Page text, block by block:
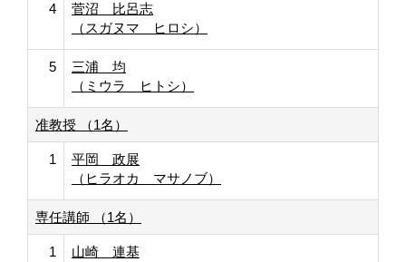
4
菅沼 比呂志
（スガヌマ ヒロシ）
5
三浦 均
（ミウラ ヒトシ）
准教授 （1名）
1
平岡 政展
（ヒラオカ マサノブ）
専任講師 （1名）
1
山崎 連基